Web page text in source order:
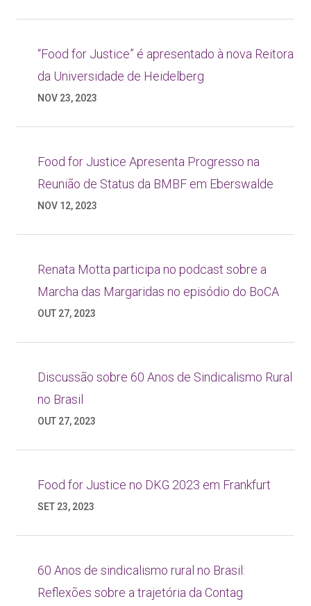
“Food for Justice” é apresentado à nova Reitora
da Universidade de Heidelberg
NOV 23, 2023
Food for Justice Apresenta Progresso na
Reunião de Status da BMBF em Eberswalde
NOV 12, 2023
Renata Motta participa no podcast sobre a
Marcha das Margaridas no episódio do BoCA
OUT 27, 2023
Discussão sobre 60 Anos de Sindicalismo Rural
no Brasil
OUT 27, 2023
Food for Justice no DKG 2023 em Frankfurt
SET 23, 2023
60 Anos de sindicalismo rural no Brasil:
Reflexões sobre a trajetória da Contag